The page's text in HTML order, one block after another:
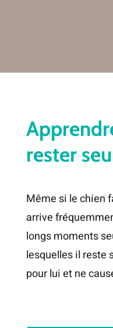
rester
Même si le chien
arrive
longs moments
lesquelles il reste
pour lui et ne